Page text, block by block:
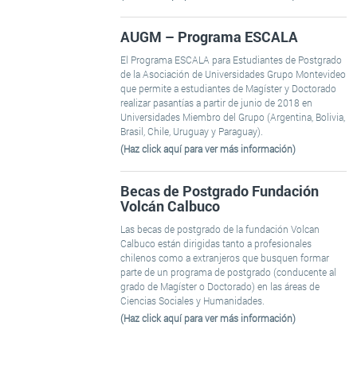
AUGM – Programa ESCALA
El Programa ESCALA para Estudiantes de Postgrado
de la Asociación de Universidades Grupo Montevideo
que permite a estudiantes de Magíster y Doctorado
realizar pasantías a partir de junio de 2018 en
Universidades Miembro del Grupo (Argentina, Bolivia,
Brasil, Chile, Uruguay y Paraguay).
(Haz click aquí para ver más información)
Becas de Postgrado Fundación
Volcán Calbuco
Las becas de postgrado de la fundación Volcan
Calbuco están dirigidas tanto a profesionales
chilenos como a extranjeros que busquen formar
parte de un programa de postgrado (conducente al
grado de Magíster o Doctorado) en las áreas de
Ciencias Sociales y Humanidades.
(Haz click aquí para ver más información)